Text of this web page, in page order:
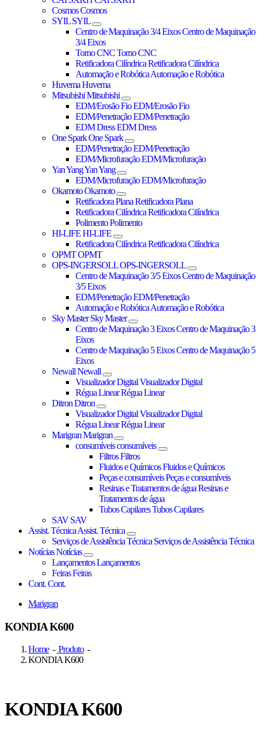
CosmosCosmos
SYIL SYIL
Centro de Maquinação 3/4 EixosCentro de Maquinação
3/4 Eixos
Torno CNCTorno CNC
Retificadora CilíndricaRetificadora Cilíndrica
Automação e RobóticaAutomação e Robótica
HuvemaHuvema
MitsubishiMitsubishi
EDM/Erosão FioEDM/Erosão Fio
EDM/PenetraçãoEDM/Penetração
EDM DressEDM Dress
One SparkOne Spark
EDM/PenetraçãoEDM/Penetração
EDM/MicrofuraçãoEDM/Microfuração
Yan YangYan Yang
EDM/MicrofuraçãoEDM/Microfuração
OkamotoOkamoto
Retificadora PlanaRetificadora Plana
Retificadora CilíndricaRetificadora Cilíndrica
PolimentoPolimento
HI-LIFEHI-LIFE
Retificadora CilíndricaRetificadora Cilíndrica
OPMTOPMT
OPS-INGERSOLL OPS-INGERSOLL
Centro de Maquinação 3/5 EixosCentro de Maquinação
3/5 Eixos
EDM/PenetraçãoEDM/Penetração
Automação e RobóticaAutomação e Robótica
Sky Master Sky Master
Centro de Maquinação 3 EixosCentro de Maquinação 3
Eixos
Centro de Maquinação 5 EixosCentro de Maquinação 5
Eixos
NewallNewall
Visualizador DigitalVisualizador Digital
Régua LinearRégua Linear
DitronDitron
Visualizador DigitalVisualizador Digital
Régua LinearRégua Linear
MarigranMarigran
consumíveisconsumíveis
FiltrosFiltros
Fluidos e QuímicosFluidos e Químicos
Peças e consumíveisPeças e consumíveis
Resinas e Tratamentos de águaResinas e
Tratamentos de água
Tubos CapilaresTubos Capilares
SAV SAV
Assist. TécnicaAssist. Técnica
Serviços de Assistência Técnica Serviços de Assistência Técnica
NotíciasNotícias
LançamentosLançamentos
FeirasFeiras
Cont.Cont.
Marigran
KONDIA K600
Home- Produto-
KONDIA K600
KONDIA K600